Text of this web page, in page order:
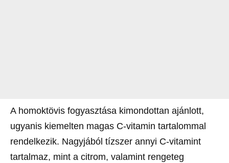
A homoktövis fogyasztása kimondottan ajánlott,
ugyanis kiemelten magas C-vitamin tartalommal
rendelkezik. Nagyjából tízszer annyi C-vitamint
tartalmaz, mint a citrom, valamint rengeteg